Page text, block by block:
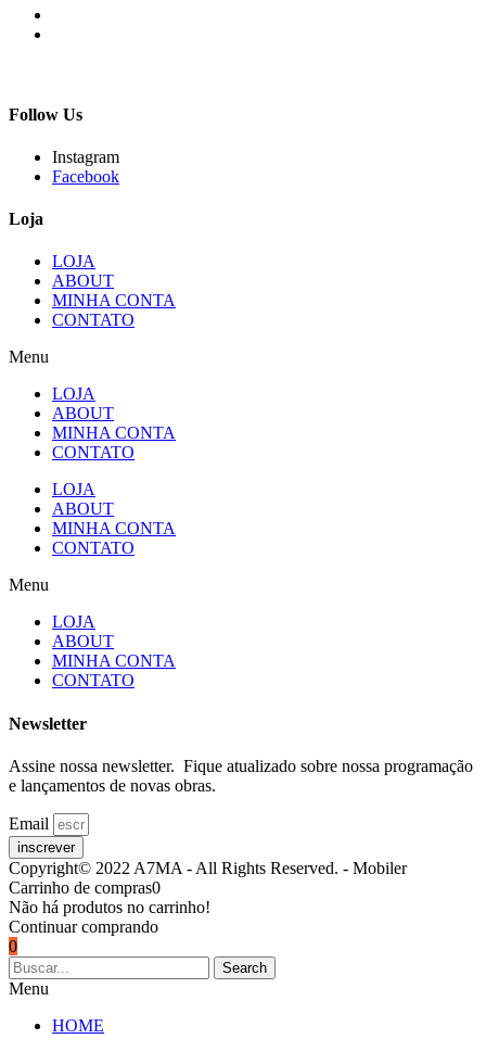
Follow Us
Instagram
Facebook
Loja
LOJA
ABOUT
MINHA CONTA
CONTATO
Menu
LOJA
ABOUT
MINHA CONTA
CONTATO
LOJA
ABOUT
MINHA CONTA
CONTATO
Menu
LOJA
ABOUT
MINHA CONTA
CONTATO
Newsletter
Assine nossa newsletter. Fique atualizado sobre nossa programação
e lançamentos de novas obras.
Email
inscrever
Copyright© 2022 A7MA - All Rights Reserved. - Mobiler
Carrinho de compras0
Não há produtos no carrinho!
Continuar comprando
0
Search
Menu
HOME